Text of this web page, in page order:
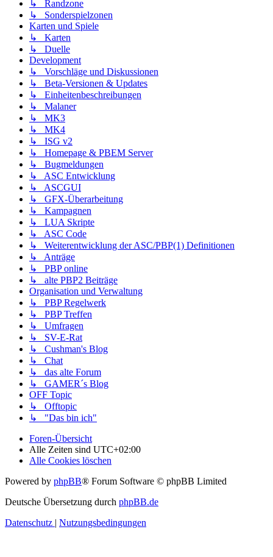
↳ Randzone
↳ Sonderspielzonen
Karten und Spiele
↳ Karten
↳ Duelle
Development
↳ Vorschläge und Diskussionen
↳ Beta-Versionen & Updates
↳ Einheitenbeschreibungen
↳ Malaner
↳ MK3
↳ MK4
↳ ISG v2
↳ Homepage & PBEM Server
↳ Bugmeldungen
↳ ASC Entwicklung
↳ ASCGUI
↳ GFX-Überarbeitung
↳ Kampagnen
↳ LUA Skripte
↳ ASC Code
↳ Weiterentwicklung der ASC/PBP(1) Definitionen
↳ Anträge
↳ PBP online
↳ alte PBP2 Beiträge
Organisation und Verwaltung
↳ PBP Regelwerk
↳ PBP Treffen
↳ Umfragen
↳ SV-E-Rat
↳ Cushman's Blog
↳ Chat
↳ das alte Forum
↳ GAMER´s Blog
OFF Topic
↳ Offtopic
↳ "Das bin ich"
Foren-Übersicht
Alle Zeiten sind UTC+02:00
Alle Cookies löschen
Powered by phpBB® Forum Software © phpBB Limited
Deutsche Übersetzung durch phpBB.de
Datenschutz | Nutzungsbedingungen